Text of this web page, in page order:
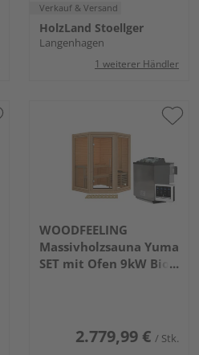
Verkauf & Versand
HolzLand Stoellger
Langenhagen
1 weiterer Händler
WOODFEELING
Massivholzsauna Yuma
SET mit Ofen 9kW Bio
2.779,99 € / Stk.